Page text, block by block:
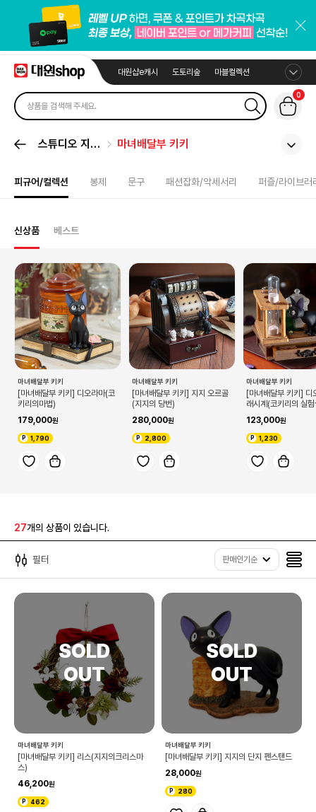
대원샵e캐시 도토리숲 마블컬렉션
0
스튜디오 지브
마녀배달부 키키
피규어/컬렉션 봉제 문구 패션잡화/악세서리 퍼즐/라이브러
신상품 베스트
마녀배달부 키키
[마녀배달부 키키] 디오라마(코
키리의마법)
179,000
1,790
마녀배달부 키키
[마녀배달부 키키] 지지 오르골
(지지의 당번)
280,000
2,800
마녀배달부 키키
[마녀배달부 키키] 디
래시계(코키리의 실
123,000
1,230
27개의 상품이 있습니다.
필터 판매인기순
마녀배달부 키키
[마녀배달부 키키] 리스(지지의크리스마
스)
46,200
462
마녀배달부 키키
[마녀배달부 키키] 지지의 단지 펜스탠드
28,000
280